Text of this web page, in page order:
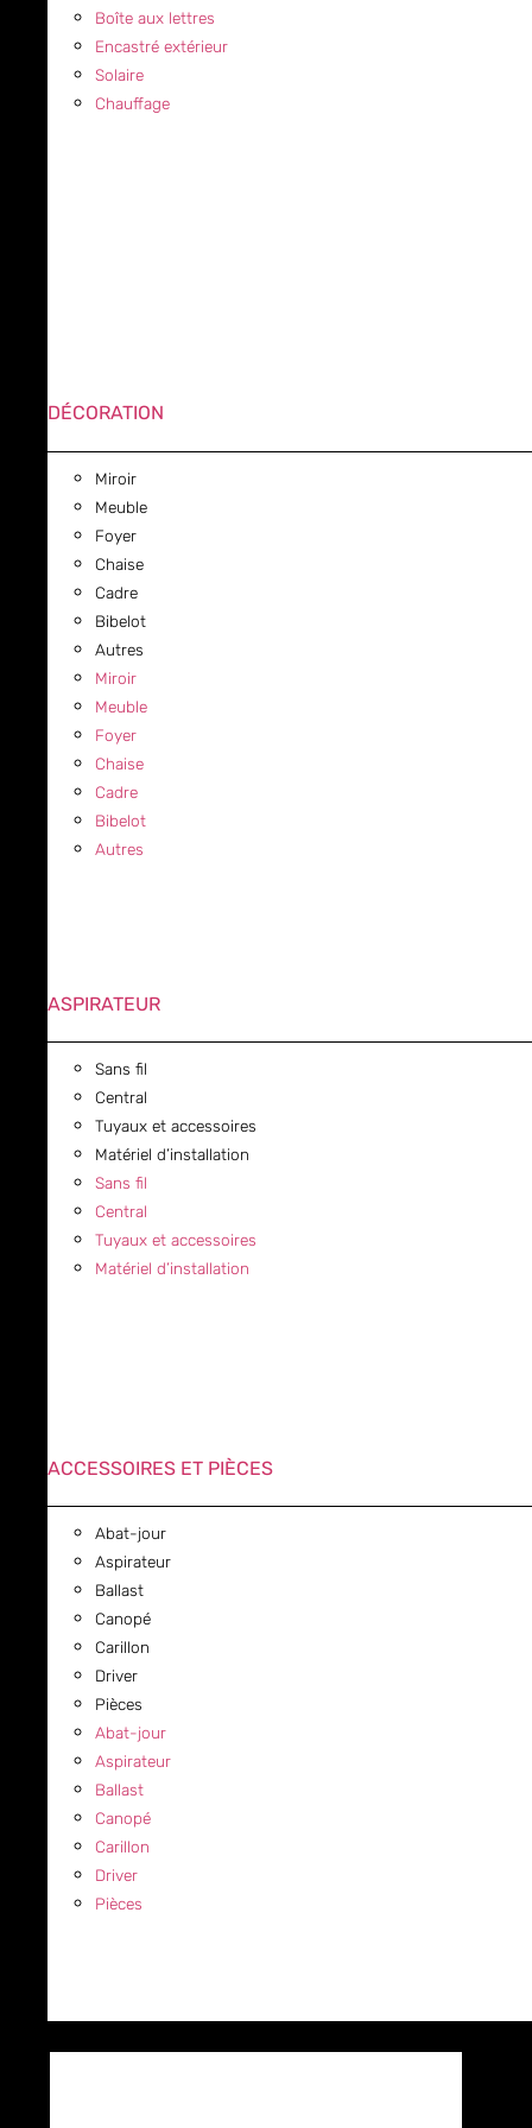
Boîte aux lettres
Encastré extérieur
Solaire
Chauffage
DÉCORATION
Miroir
Meuble
Foyer
Chaise
Cadre
Bibelot
Autres
Miroir
Meuble
Foyer
Chaise
Cadre
Bibelot
Autres
ASPIRATEUR
Sans fil
Central
Tuyaux et accessoires
Matériel d’installation
Sans fil
Central
Tuyaux et accessoires
Matériel d’installation
ACCESSOIRES ET PIÈCES
Abat-jour
Aspirateur
Ballast
Canopé
Carillon
Driver
Pièces
Abat-jour
Aspirateur
Ballast
Canopé
Carillon
Driver
Pièces